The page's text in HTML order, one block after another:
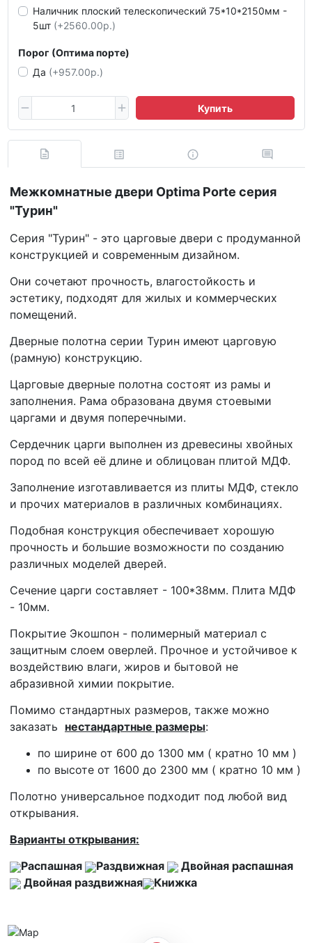
Наличник плоский телескопический 75*10*2150мм -
5шт (+2560.00р.)
Порог (Оптима порте)
Да (+957.00р.)
Купить
Межкомнатные двери Optima Porte серия
"Турин"
Серия "Турин" - это царговые двери с продуманной
конструкцией и современным дизайном.
Они сочетают прочность, влагостойкость и
эстетику, подходят для жилых и коммерческих
помещений.
Дверные полотна серии Турин имеют царговую
(рамную) конструкцию.
Царговые дверные полотна состоят из рамы и
заполнения. Рама образована двумя стоевыми
царгами и двумя поперечными.
Сердечник царги выполнен из древесины хвойных
пород по всей её длине и облицован плитой МДФ.
Заполнение изготавливается из плиты МДФ, стекло
и прочих материалов в различных комбинациях.
Подобная конструкция обеспечивает хорошую
прочность и большие возможности по созданию
различных моделей дверей.
Сечение царги составляет - 100*38мм. Плита МДФ
- 10мм.
Покрытие Экошпон - полимерный материал с
защитным слоем оверлей. Прочное и устойчивое к
воздействию влаги, жиров и бытовой не
абразивной химии покрытие.
Помимо стандартных размеров, также можно
заказать нестандартные размеры:
по ширине от 600 до 1300 мм ( кратно 10 мм )
по высоте от 1600 до 2300 мм ( кратно 10 мм )
Полотно универсальное подходит под любой вид
открывания.
Варианты открывания:
Распашная
Раздвижная
Двойная распашная
Двойная раздвижная
Книжка